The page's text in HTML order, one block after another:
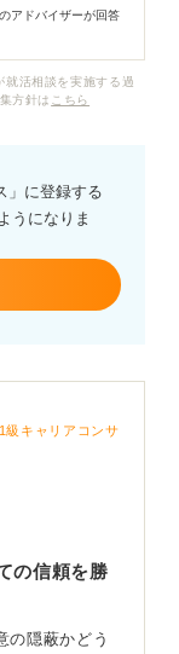
たいです。
、不安な経歴
方法につい
アドバイザーが回答
活相談を実施する過
方針は こちら
」に登録する
うになりま
級キャリアコンサ
の信頼を勝
の隠蔽かどう